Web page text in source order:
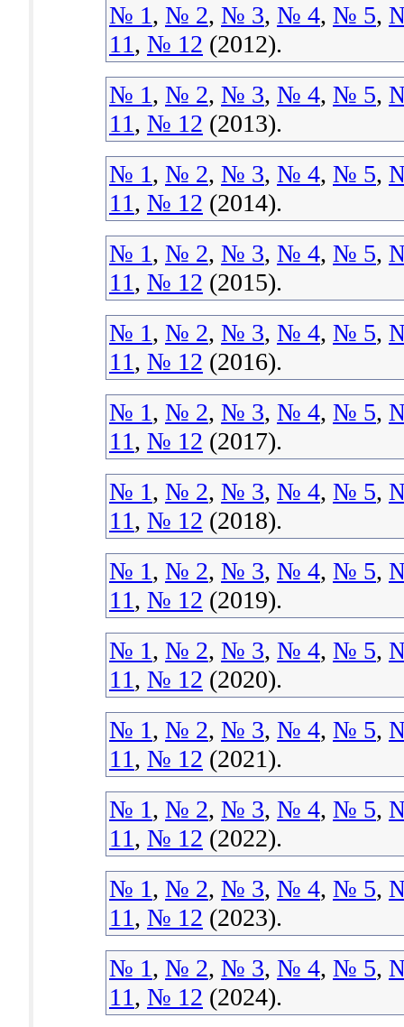
№ 1, № 2, № 3, № 4, № 5,
11, № 12 (2012).
№ 1, № 2, № 3, № 4, № 5,
11, № 12 (2013).
№ 1, № 2, № 3, № 4, № 5,
11, № 12 (2014).
№ 1, № 2, № 3, № 4, № 5,
11, № 12 (2015).
№ 1, № 2, № 3, № 4, № 5,
11, № 12 (2016).
№ 1, № 2, № 3, № 4, № 5,
11, № 12 (2017).
№ 1, № 2, № 3, № 4, № 5,
11, № 12 (2018).
№ 1, № 2, № 3, № 4, № 5,
11, № 12 (2019).
№ 1, № 2, № 3, № 4, № 5,
11, № 12 (2020).
№ 1, № 2, № 3, № 4, № 5,
11, № 12 (2021).
№ 1, № 2, № 3, № 4, № 5,
11, № 12 (2022).
№ 1, № 2, № 3, № 4, № 5,
11, № 12 (2023).
№ 1, № 2, № 3, № 4, № 5,
11, № 12 (2024).